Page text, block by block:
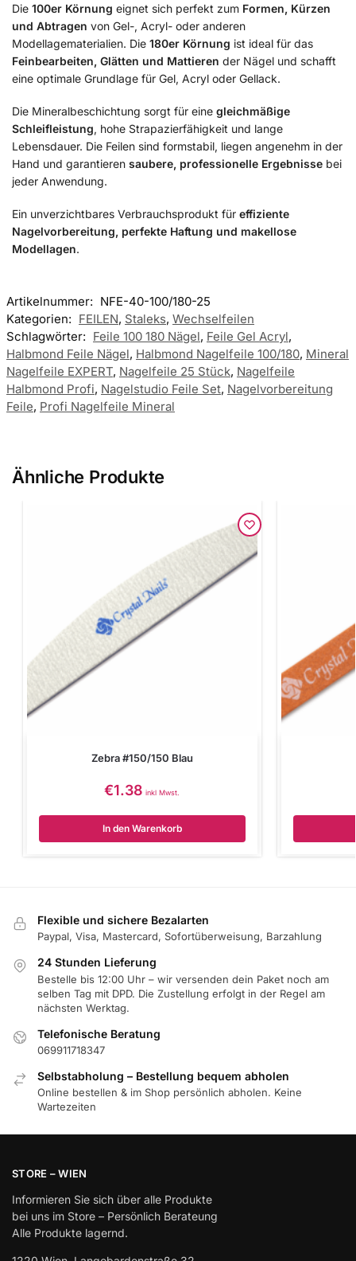
Die 100er Körnung eignet sich perfekt zum Formen, Kürzen
und Abtragen von Gel-, Acryl- oder anderen
Modellagematerialien. Die 180er Körnung ist ideal für das
Feinbearbeiten, Glätten und Mattieren der Nägel und schafft
eine optimale Grundlage für Gel, Acryl oder Gellack.
Die Mineralbeschichtung sorgt für eine gleichmäßige
Schleifleistung, hohe Strapazierfähigkeit und lange
Lebensdauer. Die Feilen sind formstabil, liegen angenehm in der
Hand und garantieren saubere, professionelle Ergebnisse bei
jeder Anwendung.
Ein unverzichtbares Verbrauchsprodukt für effiziente
Nagelvorbereitung, perfekte Haftung und makellose
Modellagen.
Artikelnummer: NFE-40-100/180-25
Kategorien: FEILEN, Staleks, Wechselfeilen
Schlagwörter: Feile 100 180 Nägel, Feile Gel Acryl,
Halbmond Feile Nägel, Halbmond Nagelfeile 100/180, Mineral
Nagelfeile EXPERT, Nagelfeile 25 Stück, Nagelfeile
Halbmond Profi, Nagelstudio Feile Set, Nagelvorbereitung
Feile, Profi Nagelfeile Mineral
Ähnliche Produkte
Zebra #150/150 Blau
€1.38 inkl Mwst.
In den Warenkorb
Flexible und sichere Bezalarten
Paypal, Visa, Mastercard, Sofortüberweisung, Barzahlung
24 Stunden Lieferung
Bestelle bis 12:00 Uhr – wir versenden dein Paket noch am
selben Tag mit DPD. Die Zustellung erfolgt in der Regel am
nächsten Werktag.
Telefonische Beratung
069911718347
Selbstabholung – Bestellung bequem abholen
Online bestellen & im Shop persönlich abholen. Keine
Wartezeiten
STORE – WIEN
Informieren Sie sich über alle Produkte
bei uns im Store – Persönlich Berateung
Alle Produkte lagernd.